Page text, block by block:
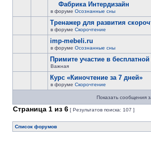
Фабрика Интердизайн
в форуме Осознанные сны
Тренажер для развития
в форуме Скорочтение
imp-mebeli.ru
в форуме Осознанные сны
Примите участие в
Важная
Курс «Киночтение за 7 дней»
в форуме Скорочтение
Показать сообщения
Страница 1 из 6 [ Результатов поиска: 107 ]
Список форумов